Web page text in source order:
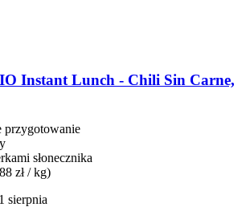
Instant Lunch -​ Chili Sin Carne,
przygotowanie
słonecznika
zł / kg)
sierpnia